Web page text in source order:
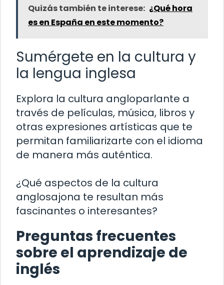
Quizás también te interese: ¿Qué hora
es en España en este momento?
Sumérgete en la cultura y
la lengua inglesa
Explora la cultura angloparlante a
través de películas, música, libros y
otras expresiones artísticas que te
permitan familiarizarte con el idioma
de manera más auténtica.
¿Qué aspectos de la cultura
anglosajona te resultan más
fascinantes o interesantes?
Preguntas frecuentes
sobre el aprendizaje de
inglés